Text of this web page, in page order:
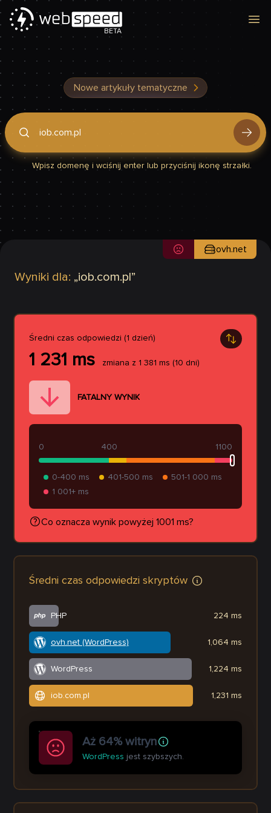
BETA
Nowe artykuły tematyczne
Podaj domenę, by sprawdzić, czy Twoja strona jest szybka
Wpisz domenę i wciśnij enter lub przyciśnij ikonę strzałki.
Wyniki dla: „iob.com.pl ”
ovh.net
Średni czas odpowiedzi (1 dzień)
1 231 ms zmiana z 1 381 ms (10 dni)
FATALNY WYNIK
400
0 1100
0-400 ms 401-500 ms
501-1 000 ms
1 001+ ms
Co oznacza wynik powyżej 1001 ms?
Średni czas odpowiedzi skryptów
PHP
ovh.net (WordPress)
WordPress
iob.com.pl
224 ms
1,064 ms
1,224 ms
1,231 ms
Aż 64% witryn
WordPress jest szybszych.